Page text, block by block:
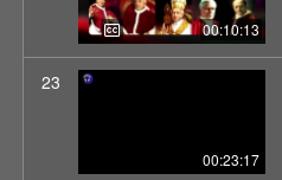
00:10:13
23
00:23:17